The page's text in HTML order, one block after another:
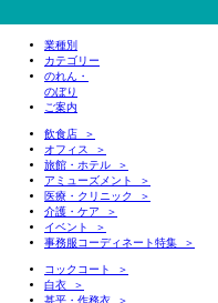
業種別
カテゴリー
のれん・
のぼり
ご案内
飲食店 ＞
オフィス ＞
旅館・ホテル ＞
アミューズメント ＞
医療・クリニック ＞
介護・ケア ＞
イベント ＞
事務服コーディネート特集 ＞
コックコート ＞
白衣 ＞
甚平・作務衣 ＞